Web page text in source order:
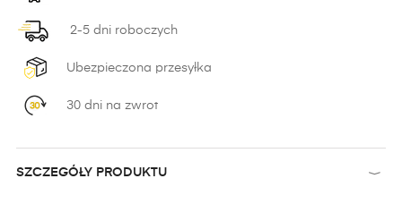
2-5 dni roboczych
Ubezpieczona przesyłka
30 dni na zwrot
SZCZEGÓŁY PRODUKTU